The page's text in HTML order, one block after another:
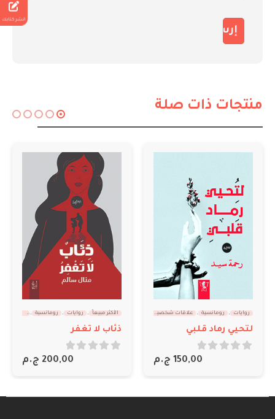
منتجات ذات صلة
الأكثر مبيعاً , روايات , رومانسية علاقات شخصية , منال سالم
ذئاب لا تغفر
200,00 ج.م
تميمة نبيل , روايات , رومانسية
300,00 ج.م
انشر كتابك